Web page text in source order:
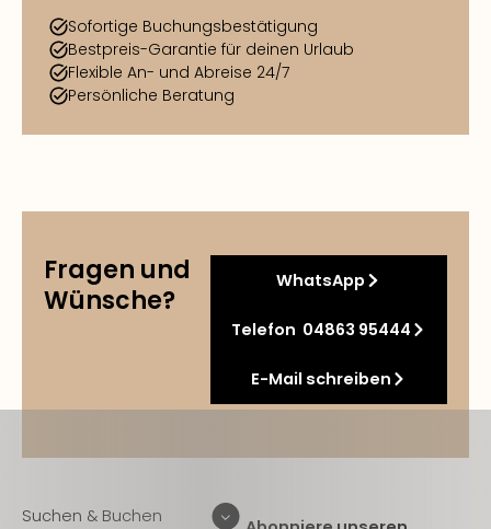
Sofortige Buchungsbestätigung
Bestpreis-Garantie für deinen Urlaub
Flexible An- und Abreise 24/7
Persönliche Beratung
Fragen und
Wünsche?
WhatsApp
Telefon 04863 95444
E-Mail schreiben
Suchen & Buchen